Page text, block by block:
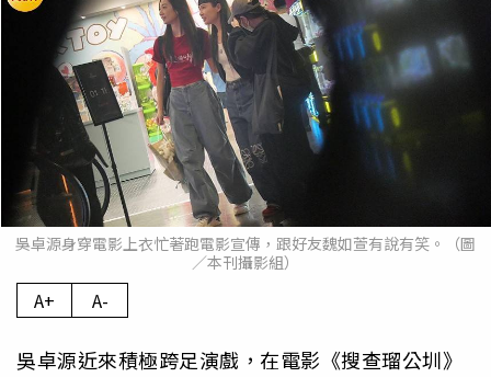
吳卓源身穿電影上衣忙著跑電影宣傳，跟好友魏如萱有說有笑。（圖
／本刊攝影組）
A+ A-
吳卓源近來積極跨足演戲，在電影《搜查瑠公圳》